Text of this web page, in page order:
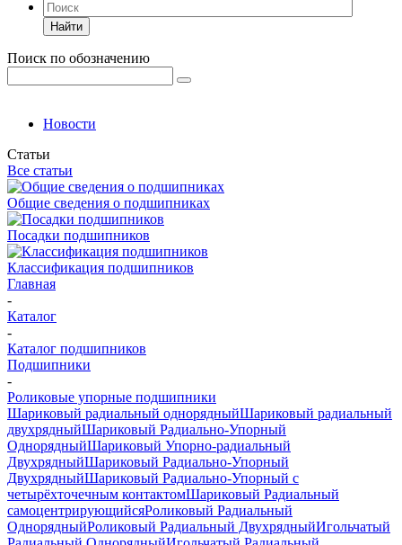
Найти
Поиск по обозначению
Новости
Статьи
Все статьи
Общие сведения о подшипниках
Посадки подшипников
Классификация подшипников
Главная
-
Каталог
-
Каталог подшипников
Подшипники
-
Роликовые упорные подшипники
Шариковый радиальный однорядныйШариковый радиальный
двухрядныйШариковый Радиально-Упорный
ОднорядныйШариковый Упорно-радиальный
ДвухрядныйШариковый Радиально-Упорный
ДвухрядныйШариковый Радиально-Упорный с
четырёхточечным контактомШариковый Радиальный
самоцентрирующийсяРоликовый Радиальный
ОднорядныйРоликовый Радиальный ДвухрядныйИгольчатый